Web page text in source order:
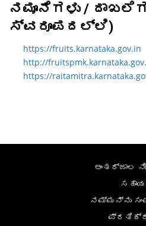
ನಮೂನೆಗಳು /
ಸ್ವರೂಪದಲ್ಲಿ)
https://fruits.karnataka.gov.in
http://
https://
ಅಂತರ್ಜಾಲ
ಸಹಾಯ
ನಮ್ಮನ್ನು